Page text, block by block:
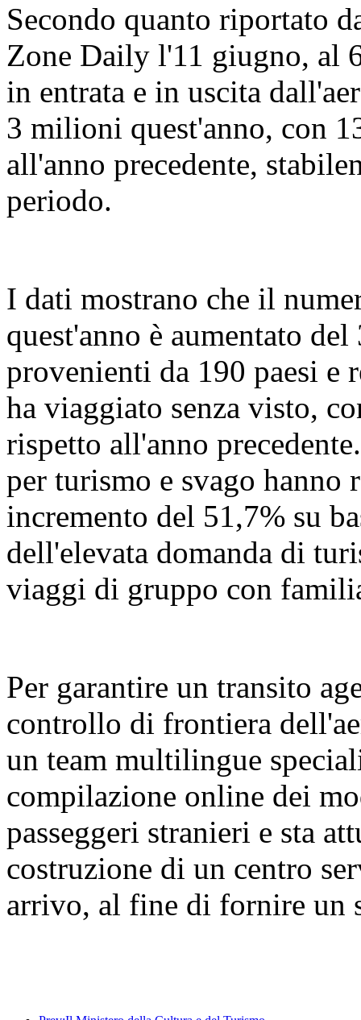
Secondo quanto riportato
Zone Daily l'11 giugno, al
in entrata e in uscita
3 milioni quest'anno, con
all'anno precedente,
periodo.
I dati mostrano che il
quest'anno è aumentato
provenienti da 190 paesi e
ha viaggiato senza visto,
rispetto all'anno
per turismo e svago hanno
incremento del 51,7% su
dell'elevata domanda di
viaggi di gruppo con
Per garantire un transito
controllo di frontiera
un team multilingue
compilazione online dei
passeggeri stranieri e sta
costruzione di un centro
arrivo, al fine di fornire un